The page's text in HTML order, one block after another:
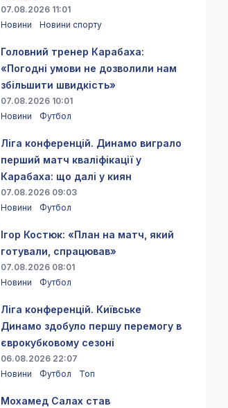
07.08.2026 11:01
Новини
Новини спорту
Головний тренер Карабаха:
«Погодні умови не дозволили нам
збільшити швидкість»
07.08.2026 10:01
Новини
Футбол
Ліга конференцій. Динамо виграло
перший матч кваліфікації у
Карабаха: що далі у киян
07.08.2026 09:03
Новини
Футбол
Ігор Костюк: «План на матч, який
готували, спрацював»
07.08.2026 08:01
Новини
Футбол
Ліга конференцій. Київське
Динамо здобуло першу перемогу в
єврокубковому сезоні
06.08.2026 22:07
Новини
Футбол Топ
Мохамед Салах став